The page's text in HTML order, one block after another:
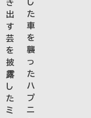
出
す
芸
を
披
露
し
た
ミ
た
車
を
襲
っ
た
ハ
プ
ニ